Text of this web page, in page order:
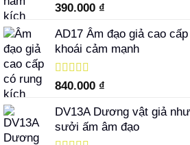
Được xếp
sao
390.000 ₫
AD17 Âm đạo giả cao
khoái cảm mạnh
Được xếp
sao
840.000 ₫
DV13A Dương vật giả
sưởi ấm âm đạo